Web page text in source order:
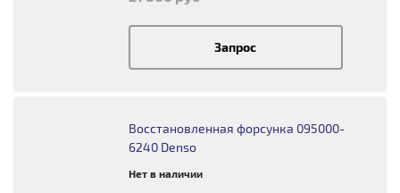
Запрос
Восстановленная форсунка 095000-
6240 Denso
Нет в наличии